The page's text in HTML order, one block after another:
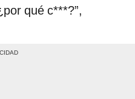
qué c***?”,